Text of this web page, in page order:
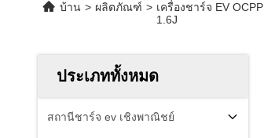
บ้าน > ผลิตภัณฑ์ > เครื่องชาร์จ EV OCPP
1.6J
ประเภททั้งหมด
สถานีชาร์จ ev เชิงพาณิชย์